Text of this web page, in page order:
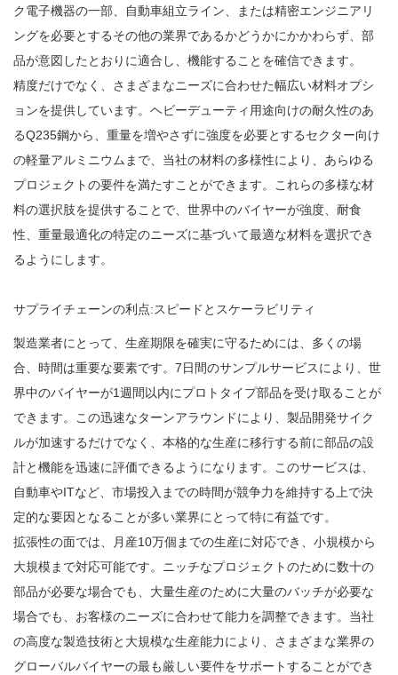
ク電子機器の一部、自動車組立ライン、または精密エンジニアリ
ングを必要とするその他の業界であるかどうかにかかわらず、部
品が意図したとおりに適合し、機能することを確信できます。
精度だけでなく、さまざまなニーズに合わせた幅広い材料オプシ
ョンを提供しています。ヘビーデューティ用途向けの耐久性のあ
るQ235鋼から、重量を増やさずに強度を必要とするセクター向け
の軽量アルミニウムまで、当社の材料の多様性により、あらゆる
プロジェクトの要件を満たすことができます。これらの多様な材
料の選択肢を提供することで、世界中のバイヤーが強度、耐食
性、重量最適化の特定のニーズに基づいて最適な材料を選択でき
るようにします。
サプライチェーンの利点:スピードとスケーラビリティ
製造業者にとって、生産期限を確実に守るためには、多くの場
合、時間は重要な要素です。7日間のサンプルサービスにより、世
界中のバイヤーが1週間以内にプロトタイプ部品を受け取ることが
できます。この迅速なターンアラウンドにより、製品開発サイク
ルが加速するだけでなく、本格的な生産に移行する前に部品の設
計と機能を迅速に評価できるようになります。このサービスは、
自動車やITなど、市場投入までの時間が競争力を維持する上で決
定的な要因となることが多い業界にとって特に有益です。
拡張性の面では、月産10万個までの生産に対応でき、小規模から
大規模まで対応可能です。ニッチなプロジェクトのために数十の
部品が必要な場合でも、大量生産のために大量のバッチが必要な
場合でも、お客様のニーズに合わせて能力を調整できます。当社
の高度な製造技術と大規模な生産能力により、さまざまな業界の
グローバルバイヤーの最も厳しい要件をサポートすることができ